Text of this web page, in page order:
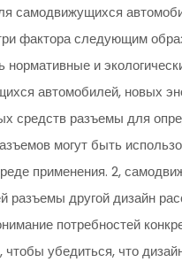
самодвижущихся
фактора следующим
нормативные и
автомобилей, новых
средств разъемы для
могут быть
применения. 2,
разъемы другой дизайн
потребностей
чтобы убедиться, что